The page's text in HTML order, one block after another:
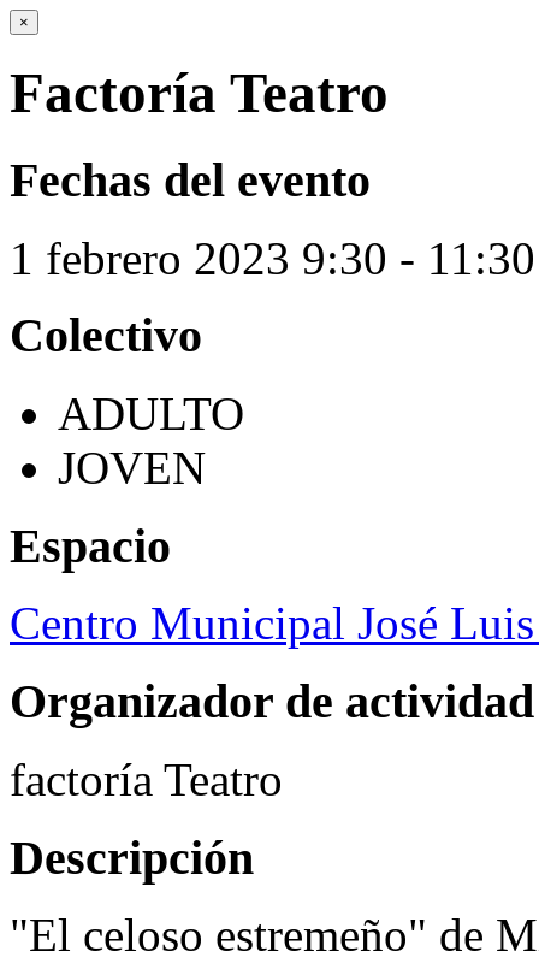
×
Factoría Teatro
Fechas del evento
1 febrero 2023 9:30 - 11:30
Colectivo
ADULTO
JOVEN
Espacio
Centro Municipal José
Organizador de actividad
factoría Teatro
Descripción
"El celoso estremeño" de